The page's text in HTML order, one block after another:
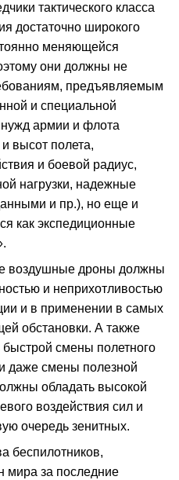
тактического класса
достаточно широкого
меняющейся
они должны не
предъявляемым
и специальной
армии и флота
высот полета,
и боевой радиус,
нагрузки, надежные
и пр.), но еще и
как экспедиционные
воздушные дроны должны
и неприхотливостью
и в применении в самых
обстановки. А также
смены полетного
даже смены полезной
обладать высокой
воздействия сил и
очередь зенитных.
беспилотников,
мира за последние